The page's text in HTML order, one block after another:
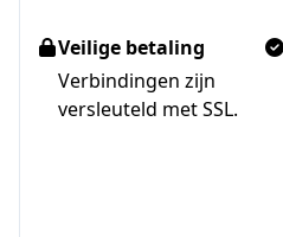
Veilige betaling
Verbindingen zijn
versleuteld met SSL.